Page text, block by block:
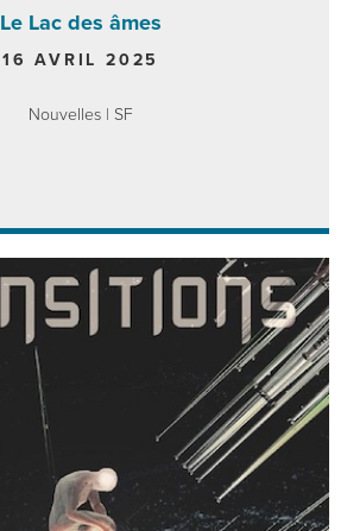
Le Lac des âmes
16 AVRIL 2025
Nouvelles | SF